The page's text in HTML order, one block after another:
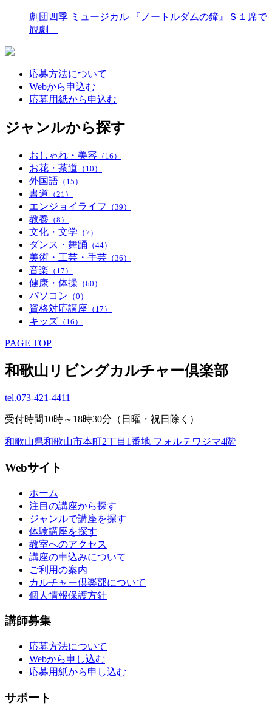
劇団四季 ミュージカル 『ノートルダムの鐘』Ｓ１席で
観劇
応募方法について
Webから申込む
応募用紙から申込む
ジャンルから探す
おしゃれ・美容 （16）
お花・茶道 （10）
外国語 （15）
書道 （21）
エンジョイライフ （39）
教養 （8）
文化・文学 （7）
ダンス・舞踊 （44）
美術・工芸・手芸 （36）
音楽 （17）
健康・体操 （60）
パソコン （0）
資格対応講座 （17）
キッズ （16）
PAGE TOP
和歌山リビングカルチャー倶楽部
tel.073-421-4411
受付時間10時～18時30分（日曜・祝日除く）
和歌山県和歌山市本町2丁目1番地 フォルテワジマ4階
Webサイト
ホーム
注目の講座から探す
ジャンルで講座を探す
体験講座を探す
教室へのアクセス
講座の申込みについて
ご利用の案内
カルチャー倶楽部について
個人情報保護方針
講師募集
応募方法について
Webから申し込む
応募用紙から申し込む
サポート